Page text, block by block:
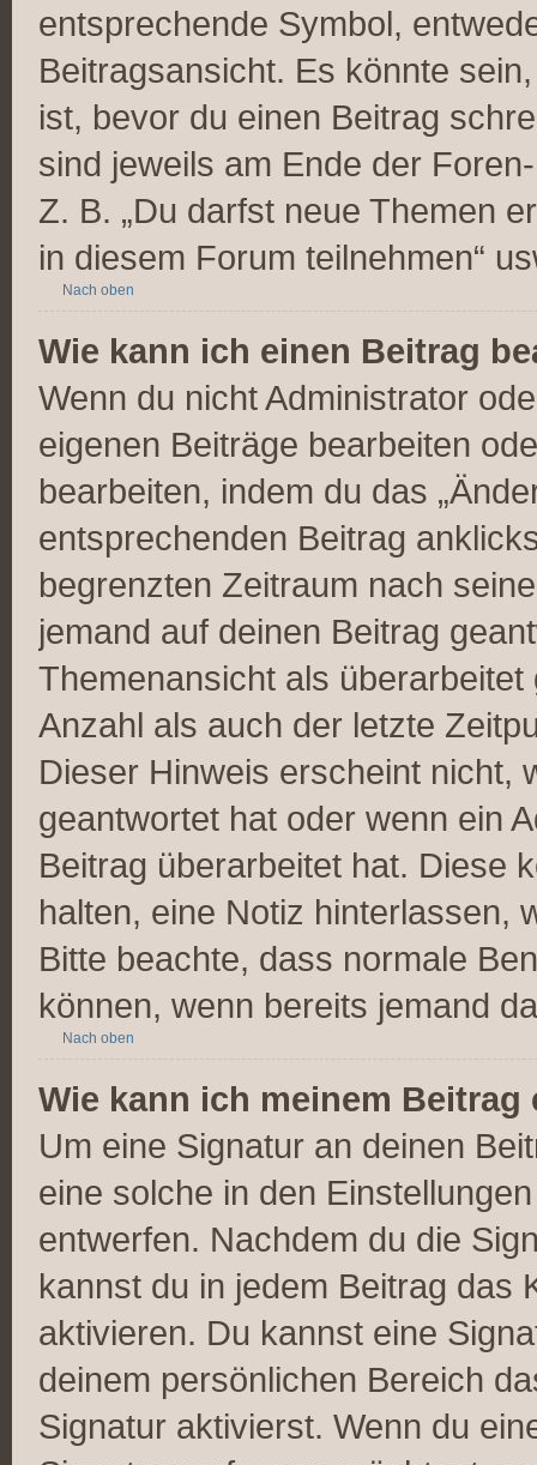
entsprechende Symbol,
Beitragsansicht. Es könnte
ist, bevor du einen Beitrag
sind jeweils am Ende der
Z. B. „Du darfst neue Themen
in diesem Forum teilnehmen“
Nach oben
Wie kann ich einen Beitrag
Wenn du nicht Administrator
eigenen Beiträge bearbeiten
bearbeiten, indem du das
entsprechenden Beitrag
begrenzten Zeitraum nach
jemand auf deinen Beitrag
Themenansicht als
Anzahl als auch der letzte
Dieser Hinweis erscheint nicht,
geantwortet hat oder wenn ein
Beitrag überarbeitet hat. Diese
halten, eine Notiz hinterlassen,
Bitte beachte, dass normale
können, wenn bereits jemand
Nach oben
Wie kann ich meinem
Um eine Signatur an deinen
eine solche in den
entwerfen. Nachdem du die
kannst du in jedem Beitrag das
aktivieren. Du kannst eine
deinem persönlichen Bereich
Signatur aktivierst. Wenn du